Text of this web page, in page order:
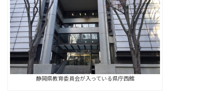
静岡県教育委員会が入っている県庁西館